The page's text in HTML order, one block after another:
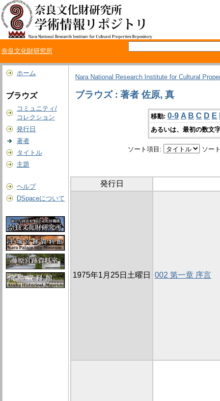
奈良文化財研究所
ホーム
ブラウズ
コミュニティ/
コレクション
発行日
著者
タイトル
主題
ヘルプ
DSpaceについて
Nara National Research Institute for Cultural
ブラウズ : 著者 佐原, 真
移動: 0-9 A B C D E
あるいは、最初の数文
ソート項目: ソー
発行日
1975年1月25日土曜日 002 第一章 序言